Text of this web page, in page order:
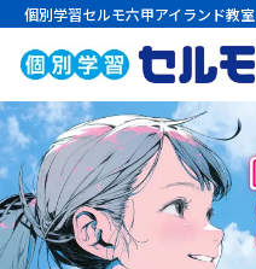
個別学習セルモ六甲アイランド教室